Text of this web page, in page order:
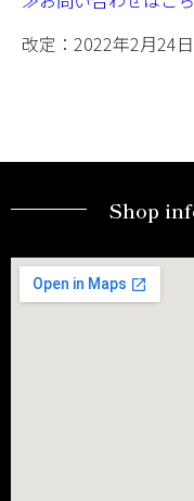
改定：2022年2月24日
Shop